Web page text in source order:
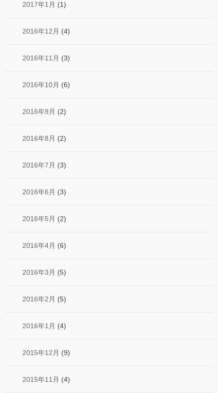
2017年1月 (1)
2016年12月 (4)
2016年11月 (3)
2016年10月 (6)
2016年9月 (2)
2016年8月 (2)
2016年7月 (3)
2016年6月 (3)
2016年5月 (2)
2016年4月 (6)
2016年3月 (5)
2016年2月 (5)
2016年1月 (4)
2015年12月 (9)
2015年11月 (4)